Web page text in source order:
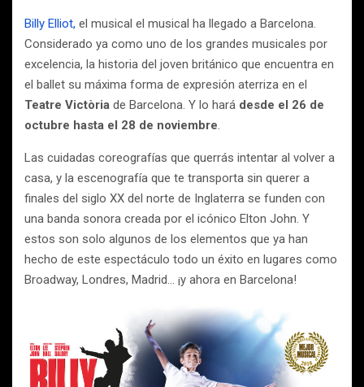
Billy Elliot, el musical el musical ha llegado a Barcelona.
Considerado ya como uno de los grandes musicales por
excelencia, la historia del joven británico que encuentra en
el ballet su máxima forma de expresión aterriza en el
Teatre Victòria de Barcelona. Y lo hará desde el 26 de
octubre hasta el 28 de noviembre.
Las cuidadas coreografías que querrás intentar al volver a
casa, y la escenografía que te transporta sin querer a
finales del siglo XX del norte de Inglaterra se funden con
una banda sonora creada por el icónico Elton John. Y
estos son solo algunos de los elementos que ya han
hecho de este espectáculo todo un éxito en lugares como
Broadway, Londres, Madrid… ¡y ahora en Barcelona!